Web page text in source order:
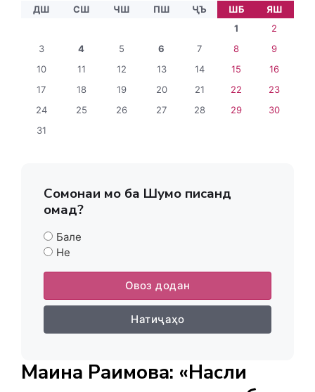
ДШ СШ ЧШ ПШ ҶЪ ШБ
ЯШ
1
2
3
4 5 6 7 8
9
10
11 12 13 14 15
16
17
18 19 20 21 22
23
24
25 26 27 28 29
30
31
Сомонаи мо ба Шумо писанд
омад?
Бале
Не
Овоз додан
Натиҷаҳо
Маҳина Раҳимова: «Насли